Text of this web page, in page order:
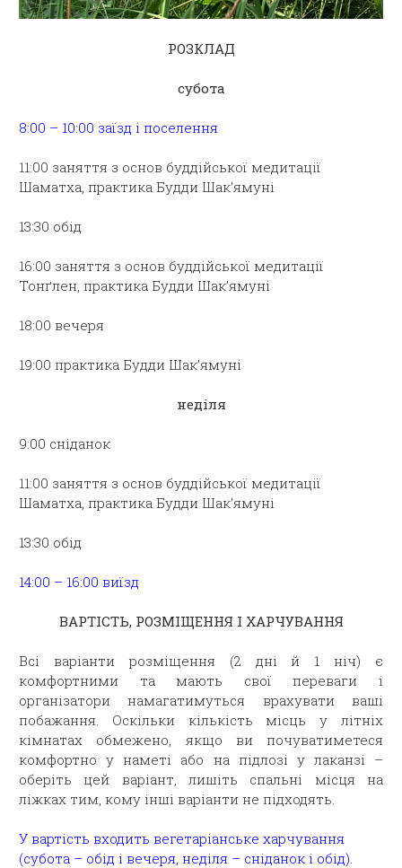
РОЗКЛАД
субота
8:00 – 10:00 заїзд і поселення
11:00 заняття з основ буддійської медитації
Шаматха, практика Будди Шак’ямуні
13:30 обід
16:00 заняття з основ буддійської медитації
Тонґлен, практика Будди Шак’ямуні
18:00 вечеря
19:00 практика Будди Шак’ямуні
неділя
9:00 сніданок
11:00 заняття з основ буддійської медитації
Шаматха, практика Будди Шак’ямуні
13:30 обід
14:00 – 16:00 виїзд
ВАРТІСТЬ, РОЗМІЩЕННЯ І ХАРЧУВАННЯ
Всі варіанти розміщення (2 дні й 1 ніч) є
комфортними та мають свої переваги і
організатори намагатимуться врахувати ваші
побажання. Оскільки кількість місць у літніх
кімнатах обмежено, якщо ви почуватиметеся
комфортно у наметі або на підлозі у лаканзі –
оберіть цей варіант, лишіть спальні місця на
ліжках тим, кому інші варіанти не підходять.
У вартість входить вегетаріанське харчування
(субота – обід і вечеря, неділя – сніданок і обід).